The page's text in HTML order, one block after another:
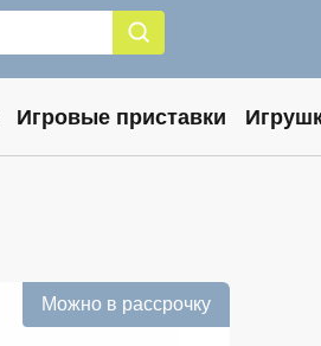
Игровые приставки
Можно в рассрочку